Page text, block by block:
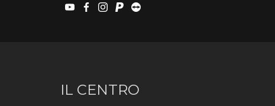
youtubefacebook
instagram
paypalteamviewer
Informazioni
IL CENTRO